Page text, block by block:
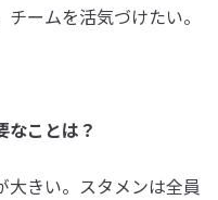
ームを活気づけたい。
なことは？
きい。スタメンは全員